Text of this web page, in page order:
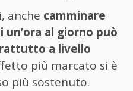
anche camminare
al giorno può
a livello
più marcato si è
più sostenuto.